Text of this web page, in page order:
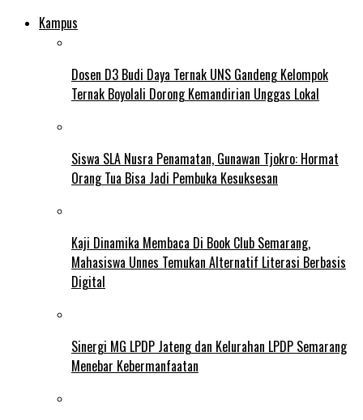
Kampus
Dosen D3 Budi Daya Ternak UNS Gandeng Kelompok
Ternak Boyolali Dorong Kemandirian Unggas Lokal
Siswa SLA Nusra Penamatan, Gunawan Tjokro: Hormat
Orang Tua Bisa Jadi Pembuka Kesuksesan
Kaji Dinamika Membaca Di Book Club Semarang,
Mahasiswa Unnes Temukan Alternatif Literasi Berbasis
Digital
Sinergi MG LPDP Jateng dan Kelurahan LPDP Semarang
Menebar Kebermanfaatan